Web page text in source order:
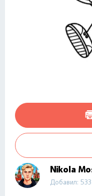
Nikola
Добавил: